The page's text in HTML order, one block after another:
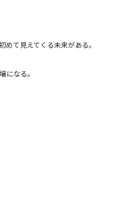
て見えてくる未来がある。
になる。